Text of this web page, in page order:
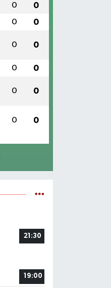
0 0
0 0
0 0
0 0
0 0
0 0
21:30
19:00